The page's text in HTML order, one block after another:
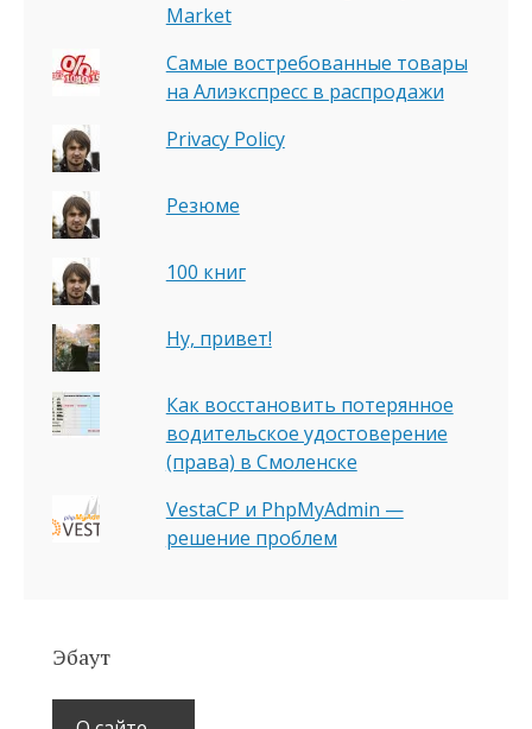
Market
Самые востребованные товары
на Алиэкспресс в распродажи
Privacy Policy
Резюме
100 книг
Ну, привет!
Как восстановить потерянное
водительское удостоверение
(права) в Смоленске
VestaCP и PhpMyAdmin —
решение проблем
Эбаут